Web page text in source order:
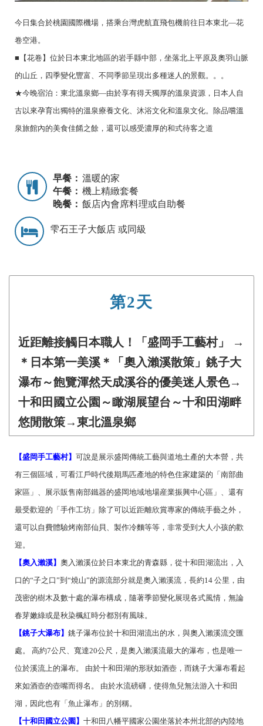
今日集合於桃園國際機場，搭乘台灣虎航直飛包機前往日本東北—花
卷空港。
■【花卷】位於日本東北地區的岩手縣中部，坐落北上平原及奧羽山脈
的山丘，四季變化豐富、不同季節呈現出多種迷人的景觀。。。
★今晚宿泊：東北溫泉鄉—由於享有得天獨厚的溫泉資源，日本人自
古以來孕育出獨特的溫泉療養文化、沐浴文化和溫泉文化。除品嚐溫
泉旅館內的美食佳餚之餘，還可以感受濃厚的和式待客之道
早餐： 溫暖的家
午餐： 機上精緻套餐
晚餐： 飯店內會席料理或自助餐
雫石王子大飯店 或同級
第2天
近距離接觸日本職人！「盛岡手工藝村」 →
＊日本第一美溪＊「奧入瀨溪散策」銚子大
瀑布～飽覽渾然天成溪谷的優美迷人景色→
十和田國立公園～瞰湖展望台～十和田湖畔
悠閒散策→東北溫泉鄉
【盛岡手工藝村】 可說是展示盛岡傳統工藝與道地土產的大本營，共
有三個區域，可看江戶時代後期馬匹產地的特色住家建築的「南部曲
家區」、展示販售南部鐵器的盛岡地域地場産業振興中心區」、還有
最受歡迎的「手作工坊」除了可以近距離欣賞專家的傳統手藝之外，
還可以自費體驗烤南部仙貝、製作冷麵等等，非常受到大人小孩的歡
迎。
【奧入瀨溪】 奧入瀨溪位於日本東北的青森縣，從十和田湖流出，入
口的“子之口”到“燒山”的源流部分就是奧入瀨溪流，長約14 公里，由
茂密的樹木及數十處的瀑布構成，隨著季節變化展現各式風情，無論
春芽嫩綠或是秋染楓紅時分都別有風味。
【銚子大瀑布】 銚子瀑布位於十和田湖流出的水，與奧入瀨溪流交匯
處。 高約7公尺、寬達20公尺，是奧入瀨溪流最大的瀑布，也是唯一
位於溪流上的瀑布。 由於十和田湖的形狀如酒壺，而銚子大瀑布看起
來如酒壺的壺嘴而得名。 由於水流磅礴，使得魚兒無法游入十和田
湖，因此也有「魚止瀑布」的別稱。
【十和田國立公園】 十和田八幡平國家公園坐落於本州北部的內陸地